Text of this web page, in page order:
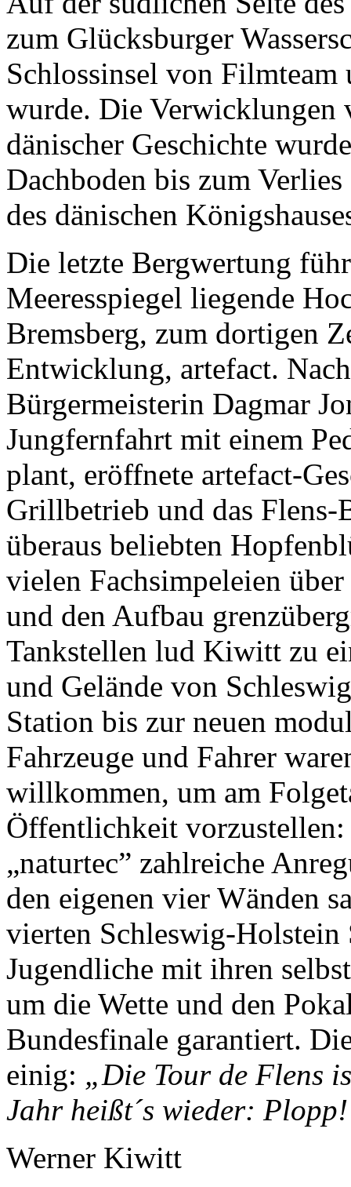
zum Glücksburger
Schlossinsel von
wurde. Die Verwicklungen
dänischer Geschichte
Dachboden bis zum
des dänischen
Die letzte Bergwertung
Meeresspiegel liegende
Bremsberg, zum dortigen
Entwicklung, artefact.
Bürgermeisterin Dagmar
Jungfernfahrt mit einem
plant, eröffnete artefact-
Grillbetrieb und das
überaus beliebten
vielen Fachsimpeleien
und den Aufbau
Tankstellen lud Kiwitt zu
und Gelände von
Station bis zur neuen
Fahrzeuge und Fahrer
willkommen, um am
Öffentlichkeit
„naturtec” zahlreiche
den eigenen vier Wänden
vierten Schleswig-
Jugendliche mit ihren
um die Wette und den
Bundesfinale garantiert.
einig: „Die Tour de Flens
Jahr heißt´s wieder:
Werner Kiwitt